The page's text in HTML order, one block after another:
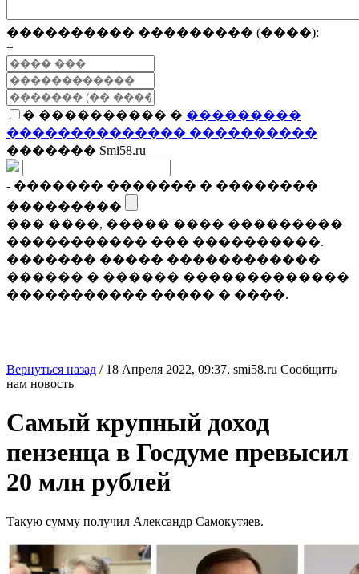
���������� ��������� (����):
+
� ���������� � ���������
�������������� ����������
������� Smi58.ru
- ������� ������� � ��������
���������
��� ����, ����� ���� ���������
����������� ��� ����������.
������� ����� ������������
������ � ������ �������������
����������� ����� � ����.
Вернуться назад / 18 Апреля 2022, 09:37, smi58.ru Сообщить
нам новость
Самый крупный доход
пензенца в Госдуме превысил
20 млн рублей
Такую сумму получил Александр Самокутяев.